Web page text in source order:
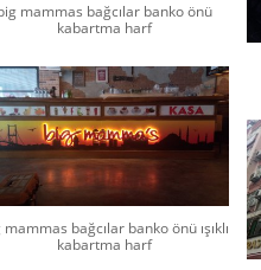
mammas bağcılar banko önü
kabartma harf
bağcılar banko önü ışıklı
kabartma harf